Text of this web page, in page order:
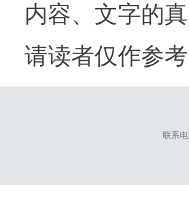
内容、文字的
请读者仅作参
联系电